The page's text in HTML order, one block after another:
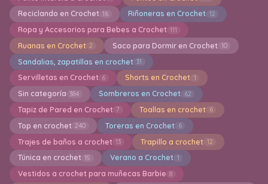
Reciclando en Crochet 16 Riñoneras en Crochet 12
Ropa y Accesorios para Bebes a Crochet 111
Ruanas en Crochet 2 Saco para Dormir en Crochet 10
Sandalias, zapatillas en crochet 31
Servilletas en Crochet 6 Shorts en Crochet 1
Sin categoría 384 Sombreros en Crochet 62
Tapiz de Pared en Crochet 7 Toallas en crochet 6
Top en crochet 240 Toreras en Crochet 6
Trajes de baños a crochet 13 Trapillo a crochet 12
Túnica en crochet 15 Verano a Crochet 1
Vestidos a crochet para muñecas Barbie 8